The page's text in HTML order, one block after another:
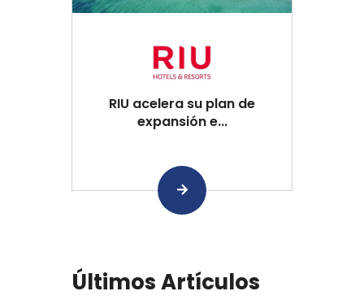
RIU acelera su plan de
expansión e...
Últimos Artículos